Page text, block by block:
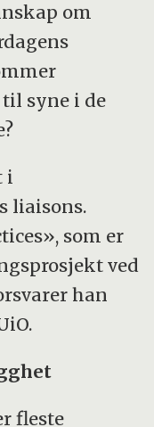
om
syne i de
i
liaisons.
som er
ved
han
fleste